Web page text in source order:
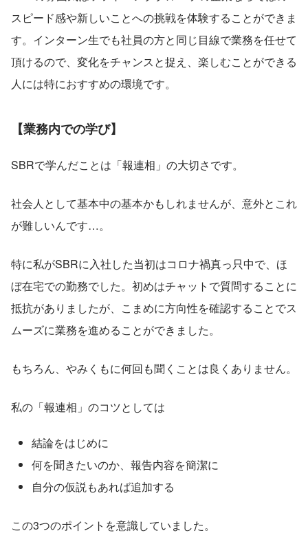
スピード感や新しいことへの挑戦を体験することができま
す。インターン生でも社員の方と同じ目線で業務を任せて
頂けるので、変化をチャンスと捉え、楽しむことができる
人には特におすすめの環境です。
【業務内での学び】
SBRで学んだことは「報連相」の大切さです。
社会人として基本中の基本かもしれませんが、意外とこれ
が難しいんです…。
特に私がSBRに入社した当初はコロナ禍真っ只中で、ほ
ぼ在宅での勤務でした。初めはチャットで質問することに
抵抗がありましたが、こまめに方向性を確認することでス
ムーズに業務を進めることができました。
もちろん、やみくもに何回も聞くことは良くありません。
私の「報連相」のコツとしては
結論をはじめに
何を聞きたいのか、報告内容を簡潔に
自分の仮説もあれば追加する
この3つのポイントを意識していました。